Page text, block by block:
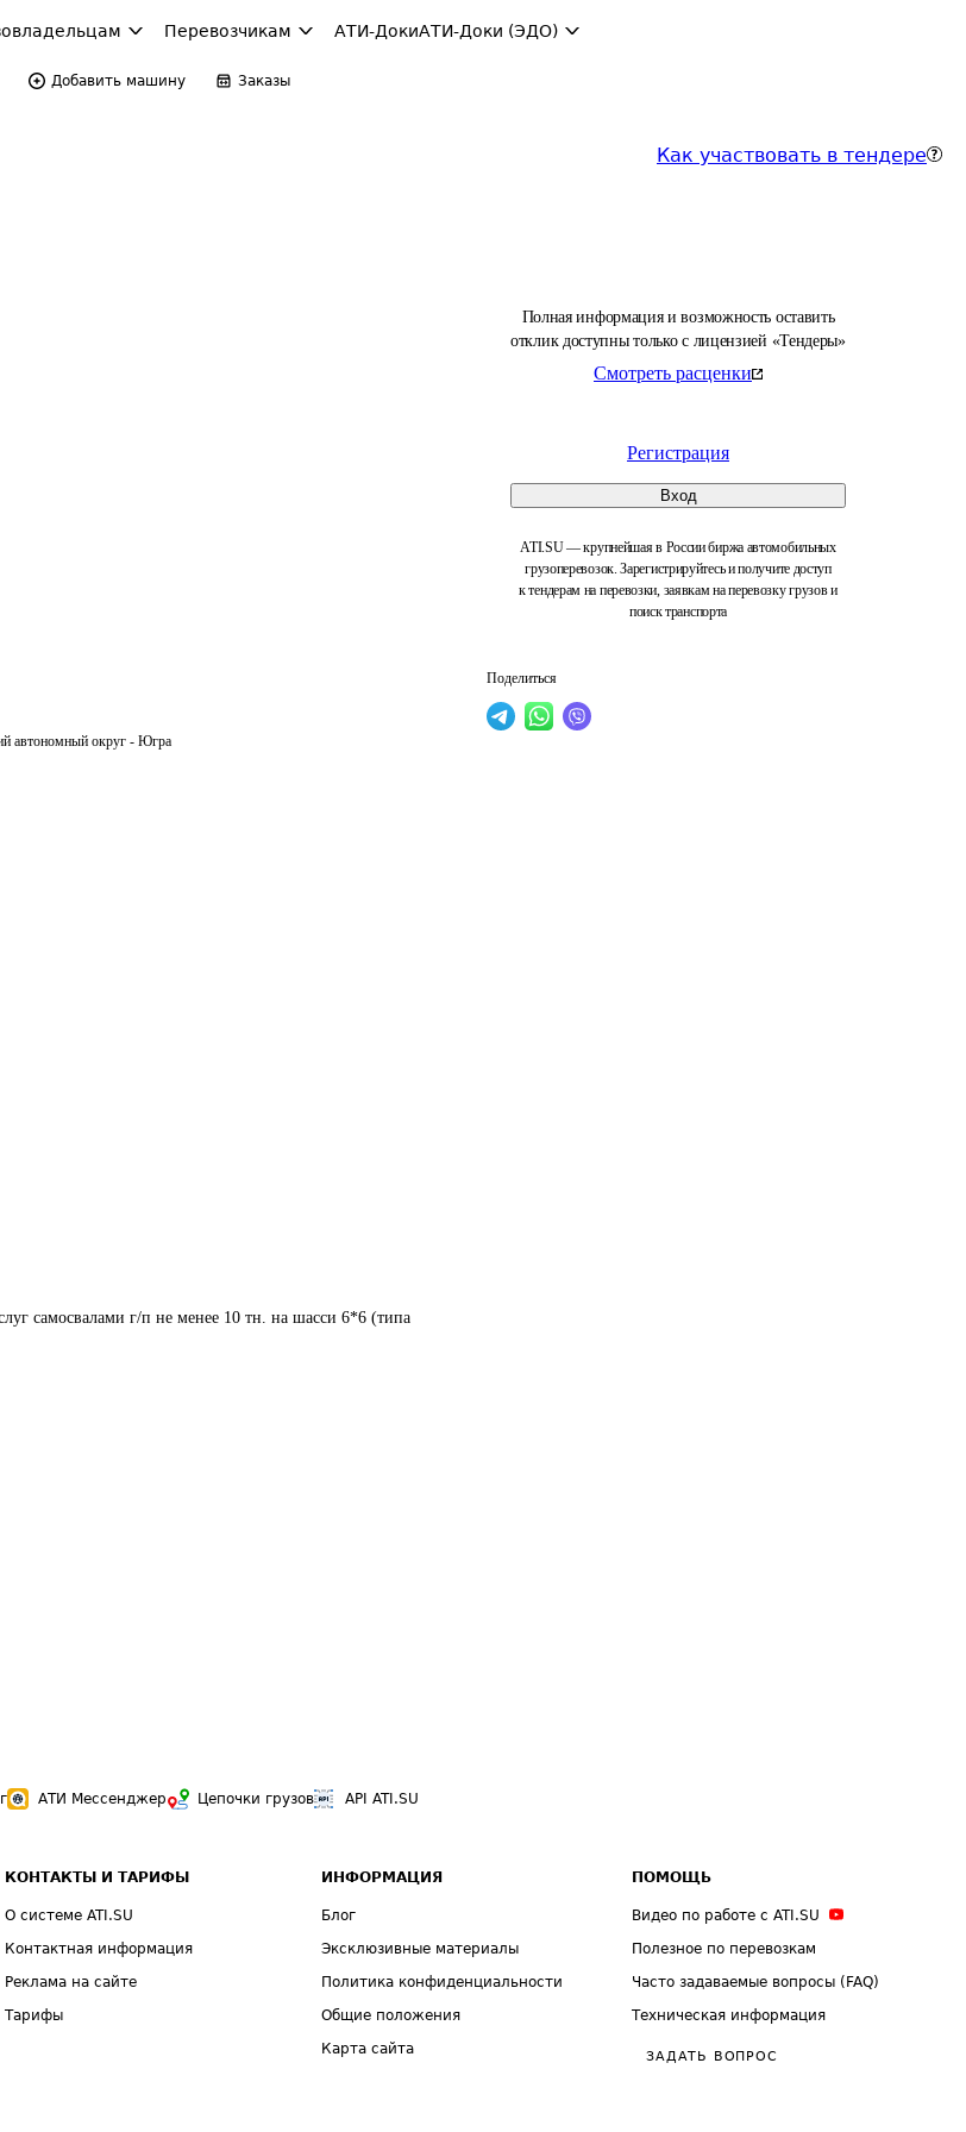
Перевозчикам АТИ-ДокиАТИ-Доки (ЭДО)
Добавить машину Заказы
Как участвовать в тендере
Полная информация и возможность оставить
отклик доступны только с лицензией «Тендеры»
Смотреть расценки
Регистрация
Вход
ATI.SU — крупнейшая в России биржа автомобильных
грузоперевозок. Зарегистрируйтесь и получите доступ
к тендерам на перевозки, заявкам на перевозку грузов и
поиск транспорта
Поделиться
автономный округ - Югра
самосвалами г/п не менее 10 тн. на шасси 6*6 (типа
АТИ Мессенджер Цепочки грузов API ATI.SU
КОНТАКТЫ И ТАРИФЫ
О системе ATI.SU
Контактная информация
Реклама на сайте
Тарифы
ИНФОРМАЦИЯ
Блог
Эксклюзивные материалы
Политика конфиденциальности
Общие положения
Карта сайта
ПОМОЩЬ
Видео по работе с ATI.SU
Полезное по перевозкам
Часто задаваемые вопросы (FAQ)
Техническая информация
ЗАДАТЬ ВОПРОС